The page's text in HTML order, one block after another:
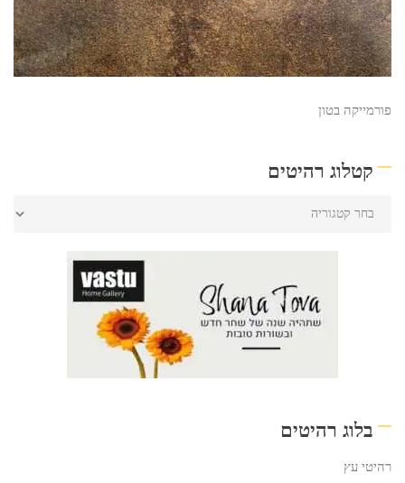
פורמייקה בטון
קטלוג רהיטים
בלוג רהיטים
רהיטי עץ